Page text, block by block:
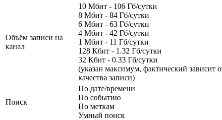
Объём записи на
канал
10 Мбит - 106 Гб/сутки
8 Мбит - 84 Гб/сутки
6 Мбит - 63 Гб/сутки
4 Мбит - 42 Гб/сутки
1 Мбит - 11 Гб/сутки
128 Кбит - 1.32 Гб/сутки
32 Кбит - 0.33 Гб/сутки
(указан максимум, фактический зависит
качества записи)
Поиск
По дате/времени
По событию
По меткам
Умный поиск